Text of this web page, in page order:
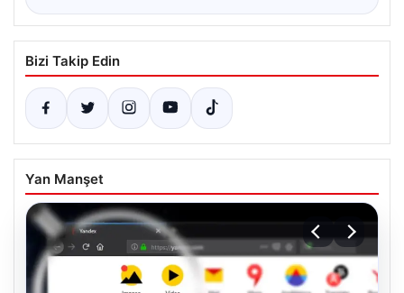
Bizi Takip Edin
Yan Manşet